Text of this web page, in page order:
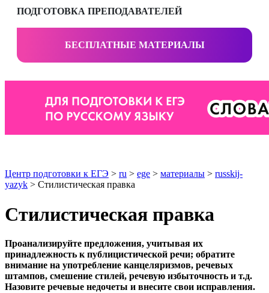
ПОДГОТОВКА ПРЕПОДАВАТЕЛЕЙ
БЕСПЛАТНЫЕ МАТЕРИАЛЫ
Центр подготовки к ЕГЭ > ru > ege > материалы > russkij-
yazyk > Стилистическая правка
Стилистическая правка
Проанализируйте предложения, учитывая их
принадлежность к публицистической речи; обратите
внимание на употребление канцеляризмов, речевых
штампов, смешение стилей, речевую избыточность и т.д.
Назовите речевые недочеты и внесите свои исправления.